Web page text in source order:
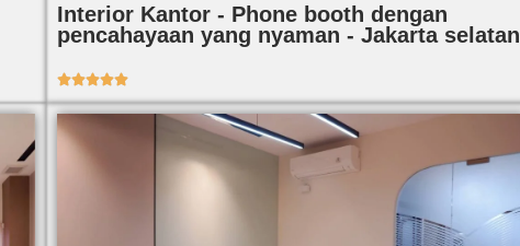
Interior Kantor - Phone booth dengan
pencahayaan yang nyaman - Jakarta selatan
